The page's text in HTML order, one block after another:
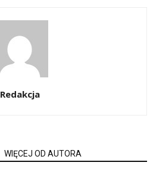
Redakcja
WIĘCEJ OD AUTORA